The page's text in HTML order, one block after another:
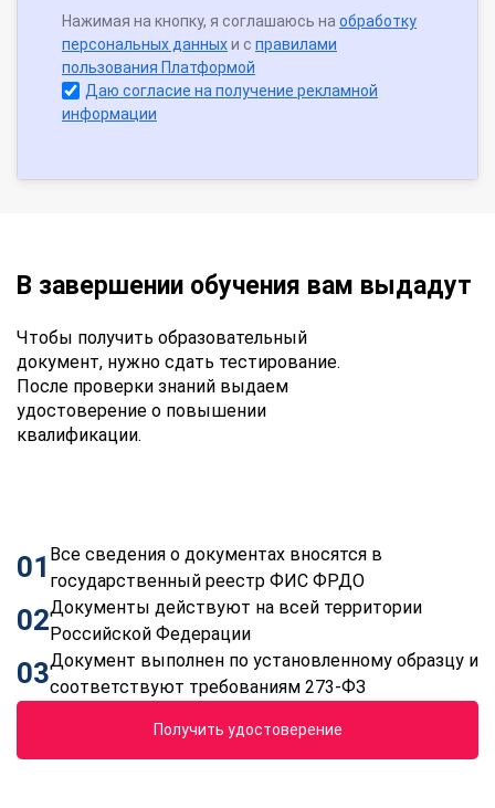
Нажимая на кнопку, я соглашаюсь на обработку
персональных данныхи с правилами
пользования Платформой
Даю согласие на получение рекламной
информации
В завершении обучения вам выдадут
Чтобы получить образовательный
документ, нужно сдать тестирование.
После проверки знаний выдаем
удостоверение о повышении
квалификации.
01 Все сведения о документах вносятся в
государственный реестр ФИС ФРДО
02Документы действуют на всей территории
Российской Федерации
03Документ выполнен по установленному образцу и
соответствуют требованиям 273-ФЗ
Получить удостоверение